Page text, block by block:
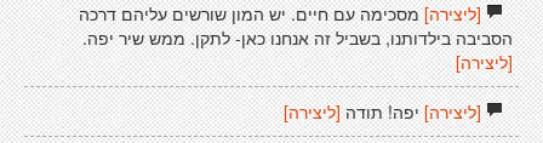
[ליצירה]מסכימה עם חיים. יש המון שורשים עליהם דרכה
הסביבה בילדותנו, בשביל זה אנחנו כאן- לתקן. ממש שיר יפה.
[ליצירה]
[ליצירה]יפה! תודה [ליצירה]